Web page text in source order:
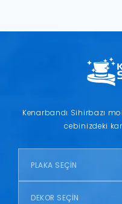
Kenarbandı Sihirbazı
cebinizdeki
PLAKA SEÇİN
DEKOR SEÇİN